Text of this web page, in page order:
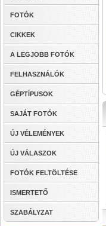
FOTÓK
CIKKEK
A LEGJOBB FOTÓK
FELHASZNÁLÓK
GÉPTÍPUSOK
SAJÁT FOTÓK
ÚJ VÉLEMÉNYEK
ÚJ VÁLASZOK
FOTÓK FELTÖLTÉSE
ISMERTETŐ
SZABÁLYZAT